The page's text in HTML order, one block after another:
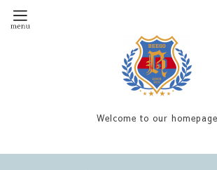
Welcome to our homepage